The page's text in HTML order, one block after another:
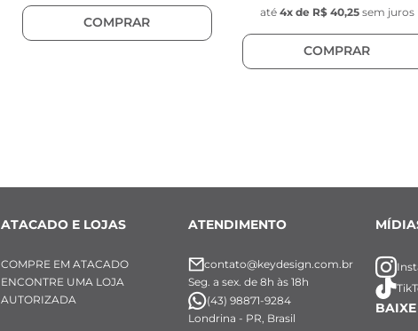
COMPRAR
até 4x de R$ 40,25 sem juros
COMPRAR
ATACADO E LOJAS
COMPRE EM ATACADO
ENCONTRE UMA LOJA
AUTORIZADA
ATENDIMENTO
contato@keydesign.com.br
Seg. a sex. de 8h às 18h
(43) 98871-9284
Londrina - PR, Brasil